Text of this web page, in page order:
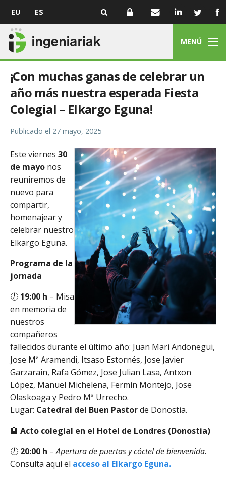
EU ES
MENÚ
¡Con muchas ganas de celebrar un
año más nuestra esperada Fiesta
Colegial – Elkargo Eguna!
Publicado el 27 mayo, 2025
Este viernes 30
de mayo nos
reuniremos de
nuevo para
compartir,
homenajear y
celebrar nuestro
Elkargo Eguna.
Programa de la
jornada
🕖 19:00 h – Misa
en memoria de
nuestros
compañeros
fallecidos durante el último año: Juan Mari Andonegui,
Jose Mª Aramendi, Itsaso Estornés, Jose Javier
Garzarain, Rafa Gómez, Jose Julian Lasa, Antxon
López, Manuel Michelena, Fermín Montejo, Jose
Olaskoaga y Pedro Mª Urrecho.
Lugar: Catedral del Buen Pastorde Donostia.
🏨 Acto colegial en el Hotel de Londres (Donostia)
🕗 20:00 h –Apertura de puertas y cóctel de bienvenida.
Consulta aquí el acceso al Elkargo Eguna.